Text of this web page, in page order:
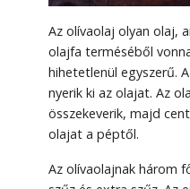
Az olívaolaj olyan olaj,
olajfa terméséből
hihetetlenül egyszerű.
nyerik ki az olajat. Az
összekeverik, majd
olajat a péptől.
Az olívaolajnak három